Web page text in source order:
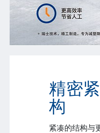
精密
构
紧凑的结构与